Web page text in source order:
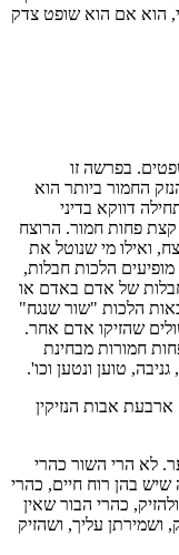
הוא אם הוא שופט צדק
בפרשה זו
החמור ביותר הוא
דווקא בדיני
קצת פחות חמור. הרוצח
ואילו מי שנוטל את
הלכות חבלות,
של אדם באדם או
הלכות "שור שנגח"
שהזיקו אדם אחר.
חמורות מבחינת
טוען ונטען וכו'.
אבות הנזיקין
לא הרי השור כהרי
בהן רוח חיים, כהרי
כהרי הבור שאין
ושמירתן עליך, ושהזיק